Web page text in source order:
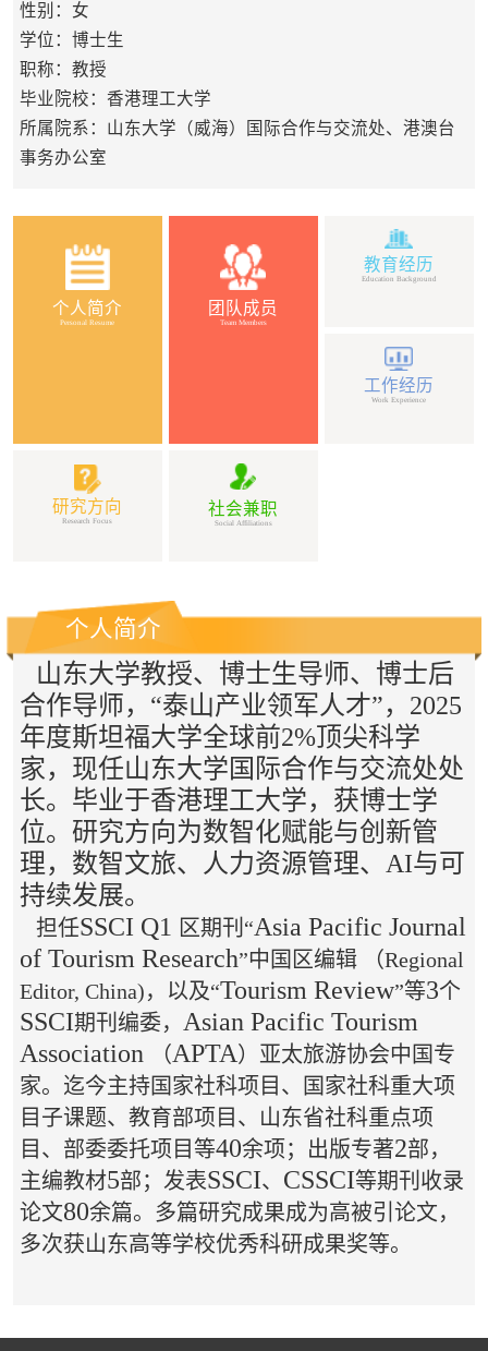
性别：女
学位：博士生
职称：教授
毕业院校：香港理工大学
所属院系：山东大学（威海）国际合作与交流处、港澳台
事务办公室
个人简介
Personal Resume
团队成员
Team Members
教育经历
Education Background
工作经历
Work Experience
研究方向
Research Focus
社会兼职
Social Affiliations
个人简介
山东大学教授、博士生导师、博士后
合作导师，“泰山产业领军人才”，2025
年度斯坦福大学全球前2%顶尖科学
家，现任山东大学国际合作与交流处处
长。毕业于香港理工大学，获博士学
位。研究方向为数智化赋能与创新管
理，数智文旅、人力资源管理、AI与可
持续发展。
担任SSCI Q1 区期刊“Asia Pacific Journal
of Tourism Research”中国区编辑 （Regional
Editor, China)，以及“Tourism Review”等3个
SSCI期刊编委， Asian Pacific Tourism
Association
（APTA）亚太旅游协会中国专
家。迄今主持国家社科项目、国家社科重大项
目子课题、教育部项目、山东省社科重点项
目、部委委托项目等40余项；出版专著2部，
主编教材5部；发表SSCI、 CSSCI等期刊收录
论文80余篇。多篇研究成果成为高被引论文，
多次获山东高等学校优秀科研成果奖等。